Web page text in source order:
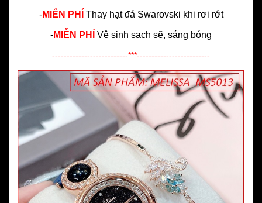
-MIỄN PHÍ Thay hạt đá Swarovski khi rơi rớt
-MIỄN PHÍ Vệ sinh sạch sẽ, sáng bóng
--------------------------***-------------------------